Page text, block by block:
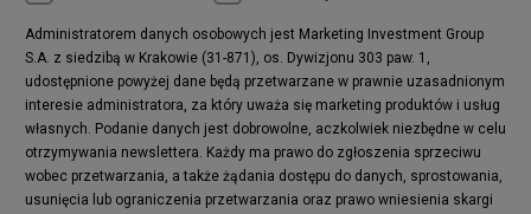
Administratorem danych osobowych jest Marketing Investment Group
S.A. z siedzibą w Krakowie (31-871), os. Dywizjonu 303 paw. 1,
udostępnione powyżej dane będą przetwarzane w prawnie uzasadnionym
interesie administratora, za który uważa się marketing produktów i usług
własnych. Podanie danych jest dobrowolne, aczkolwiek niezbędne w celu
otrzymywania newslettera. Każdy ma prawo do zgłoszenia sprzeciwu
wobec przetwarzania, a także żądania dostępu do danych, sprostowania,
usunięcia lub ograniczenia przetwarzania oraz prawo wniesienia skargi